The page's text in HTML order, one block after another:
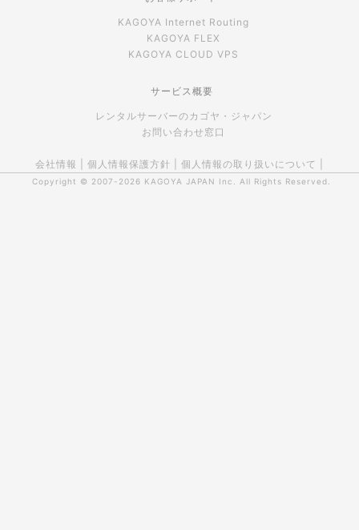
KAGOYA Internet Routing
KAGOYA FLEX
KAGOYA CLOUD VPS
サービス概要
レンタルサーバーのカゴヤ・ジャパン
お問い合わせ窓口
会社情報 個人情報保護方針 個人情報の取り扱いについて
Copyright © 2007-2026 KAGOYA JAPAN Inc. All Rights Reserved.